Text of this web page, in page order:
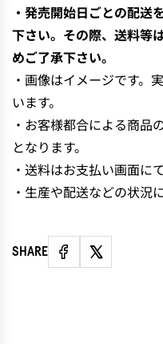
・発売開始日ごとの配送
下さい。その際、送料等
めご了承下さい。
・画像はイメージです。
います。
・お客様都合による商品
となります。
・送料はお支払い画面に
・生産や配送などの状況
SHARE